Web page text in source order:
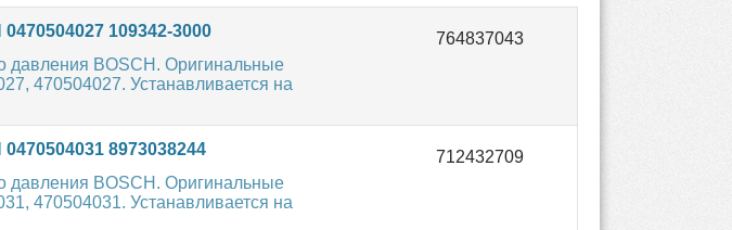
109342-3000
давления BOSCH. Оригинальные
470504027. Устанавливается на
8973038244
давления BOSCH. Оригинальные
470504031. Устанавливается на